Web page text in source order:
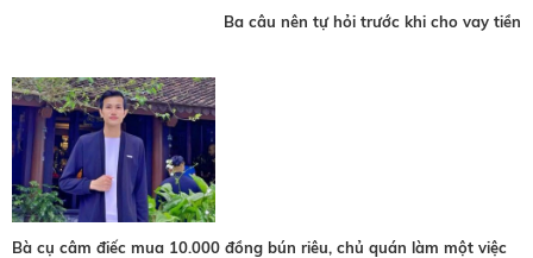
Ba câu nên tự hỏi trước khi cho vay tiền
Bà cụ câm điếc mua 10.000 đồng bún riêu, chủ quán làm một việc